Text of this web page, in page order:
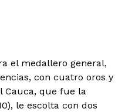
el medallero general,
con cuatro oros y
Cauca, que fue la
le escolta con dos